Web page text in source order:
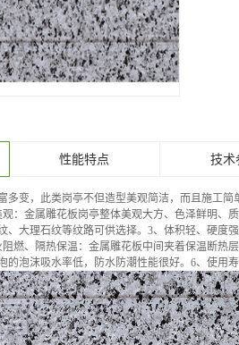
性能特点 技术
多变，此类岗亭不但造型美观简洁，而且施工
：金属雕花板岗亭整体美观大方、色泽鲜明
、大理石纹等纹路可供选择。3、体积轻、硬度
燃、隔热保温：金属雕花板中间夹着保温断
的泡沫吸水率低，防水防潮性能很好。6、使用